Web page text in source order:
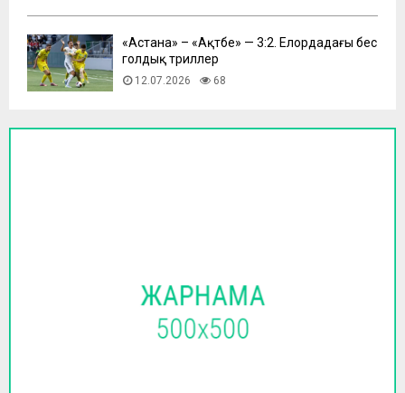
​«Астана» – «Ақтөбе» — 3:2. Елордадағы бес
голдық триллер
12.07.2026 68